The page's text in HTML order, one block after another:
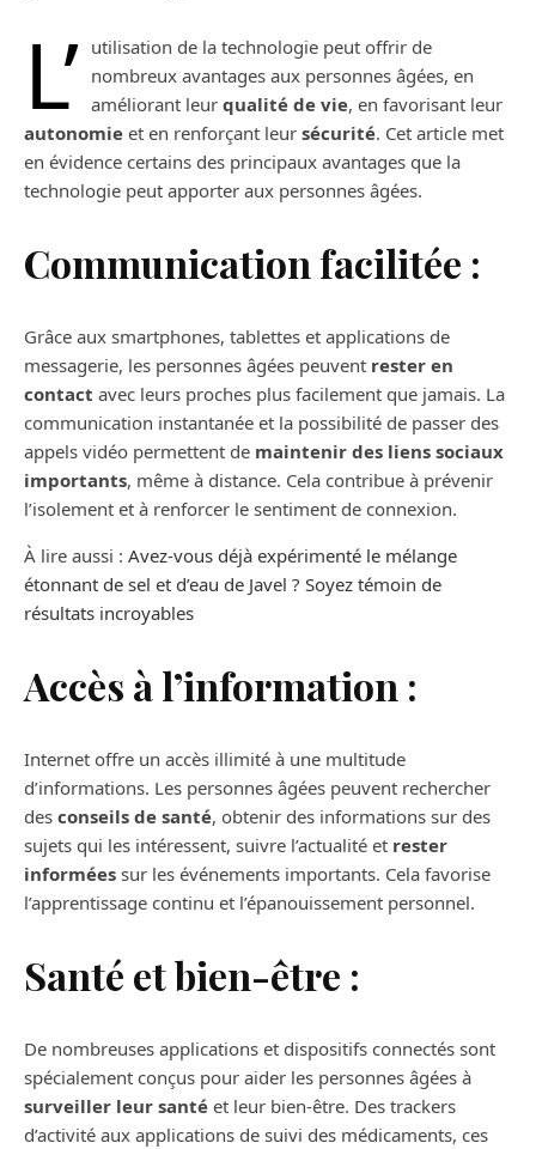
L’ utilisation de la technologie peut offrir de
nombreux avantages aux personnes âgées, en
améliorant leur qualité de vie, en favorisant leur
autonomie et en renforçant leur sécurité. Cet article met
en évidence certains des principaux avantages que la
technologie peut apporter aux personnes âgées.
Communication facilitée :
Grâce aux smartphones, tablettes et applications de
messagerie, les personnes âgées peuvent rester en
contact avec leurs proches plus facilement que jamais. La
communication instantanée et la possibilité de passer des
appels vidéo permettent de maintenir des liens sociaux
importants, même à distance. Cela contribue à prévenir
l’isolement et à renforcer le sentiment de connexion.
À lire aussi : Avez-vous déjà expérimenté le mélange
étonnant de sel et d’eau de Javel ? Soyez témoin de
résultats incroyables
Accès à l’information :
Internet offre un accès illimité à une multitude
d’informations. Les personnes âgées peuvent rechercher
des conseils de santé, obtenir des informations sur des
sujets qui les intéressent, suivre l’actualité et rester
informées sur les événements importants. Cela favorise
l’apprentissage continu et l’épanouissement personnel.
Santé et bien-être :
De nombreuses applications et dispositifs connectés sont
spécialement conçus pour aider les personnes âgées à
surveiller leur santé et leur bien-être. Des trackers
d’activité aux applications de suivi des médicaments, ces